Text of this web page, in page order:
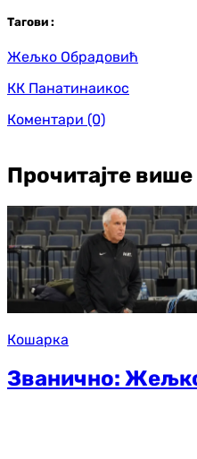
Тагови :
Жељко Обрадовић
КК Панатинаикос
Коментари (0)
Прочитајте више
Кошарка
Званично: